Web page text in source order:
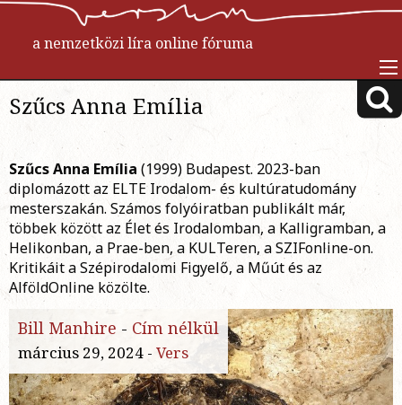
a nemzetközi líra online fóruma
Szűcs Anna Emília
Szűcs Anna Emília (1999) Budapest. 2023-ban
diplomázott az ELTE Irodalom- és kultúratudomány
mesterszakán. Számos folyóiratban publikált már,
többek között az Élet és Irodalomban, a Kalligramban, a
Helikonban, a Prae-ben, a KULTeren, a SZIFonline-on.
Kritikáit a Szépirodalomi Figyelő, a Műút és az
AlföldOnline közölte.
Bill Manhire - Cím nélkül
március 29, 2024 - Vers